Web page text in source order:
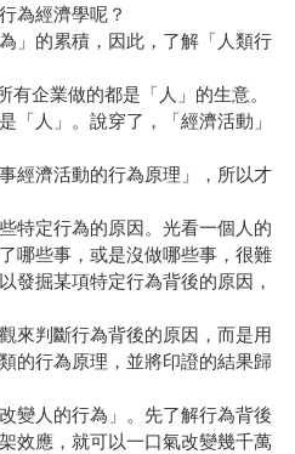
為經濟學呢？
」的累積，因此，了解「人類行
企業做的都是「人」的生意。
「人」。說穿了，「經濟活動」
經濟活動的行為原理」，所以才
特定行為的原因。光看一個人的
哪些事，或是沒做哪些事，很難
發掘某項特定行為背後的原因，
來判斷行為背後的原因，而是用
的行為原理，並將印證的結果歸
變人的行為」。先了解行為背後
效應，就可以一口氣改變幾千萬